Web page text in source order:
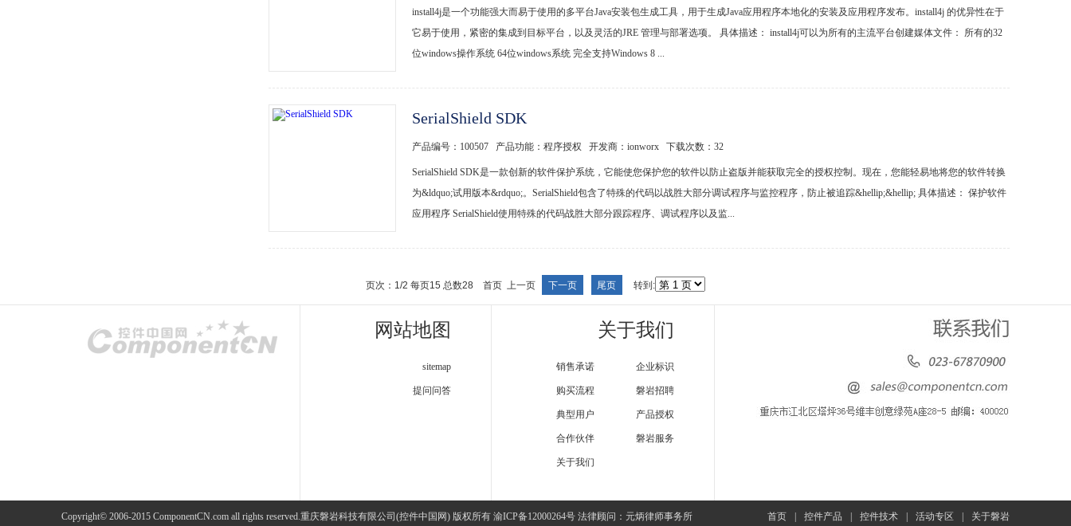
install4j是一个功能强大而易于使用的多平台Java安装包生成工具，用于生成Java应用程序本地化的安装及应用程序发布。install4j 的优异性在于
它易于使用，紧密的集成到目标平台，以及灵活的JRE 管理与部署选项。 具体描述： install4j可以为所有的主流平台创建媒体文件： 所有的32
位windows操作系统 64位windows系统 完全支持Windows 8 ...
SerialShield SDK
产品编号：100507 产品功能：程序授权 开发商：ionworx 下载次数： 32
SerialShield SDK是一款创新的软件保护系统，它能使您保护您的软件以防止盗版并能获取完全的授权控制。现在，您能轻易地将您的软件转换
为&ldquo;试用版本&rdquo;。SerialShield包含了特殊的代码以战胜大部分调试程序与监控程序，防止被追踪&hellip;&hellip; 具体描述： 保护软件
应用程序 SerialShield使用特殊的代码战胜大部分跟踪程序、调试程序以及监...
页次：1/2 每页15 总数28 首页 上一页 下一页 尾页 转到:
网站地图
sitemap
提问问答
关于我们
企业标识
磐岩招聘
产品授权
磐岩服务
销售承诺
购买流程
典型用户
合作伙伴
关于我们
Copyright© 2006-2015 ComponentCN.com all rights reserved.重庆磐岩科技有限公司(控件中国网) 版权所有 渝ICP备12000264号 法律顾问：元炳律师事务所 首页 控件产品 控件技术 活动专区 关于磐岩